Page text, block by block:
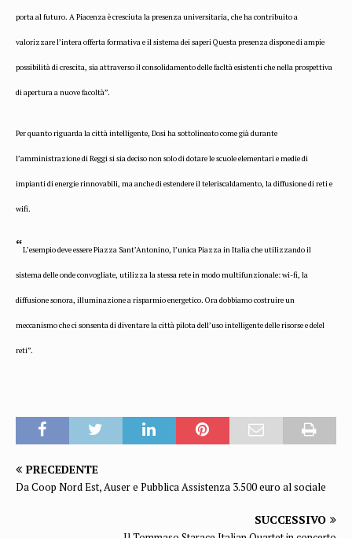
porta al futuro. A Piacenza è cresciuta la presenza universitaria, che ha contribuito a
valorizzare l’intera offerta formativa e il sistema dei saperi Questa presenza dispone di ampie
possibilità di crescita, sia attraverso il consolidamento delle facltà esistenti che nella prospettiva
di apertura a nuove facoltà”.
Per quanto riguarda la città intelligente, Dosi ha sottolineato come già durante
l’amministrazione di Reggi si sia deciso non solo di dotare le scuole elementari e medie di
impianti di energie rinnovabili, ma anche di estendere il teleriscaldamento, la diffusione di reti e
wifi.
“L’esempio deve essere Piazza Sant’Antonino, l’unica Piazza in Italia che utilizzando il
sistema delle onde convogliate, utilizza la stessa rete in modo multifunzionale: wi-fi, la
diffusione sonora, illuminazione a risparmio energetico. Ora dobbiamo costruire un
meccanismo che ci sonsenta di diventare la città pilota dell’uso intelligente delle risorse e delel
reti”.
PRECEDENTE
Da Coop Nord Est, Auser e Pubblica Assistenza 3.500 euro al sociale
SUCCESSIVO